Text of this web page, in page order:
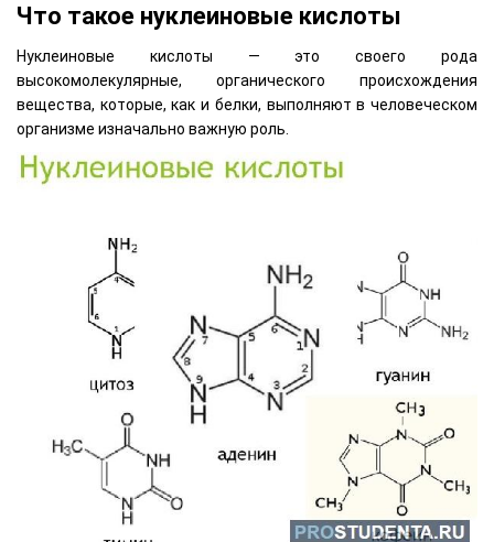
Что такое нуклеиновые кислоты
Нуклеиновые кислоты — это своего рода
высокомолекулярные, органического происхождения
вещества, которые, как и белки, выполняют в человеческом
организме изначально важную роль.